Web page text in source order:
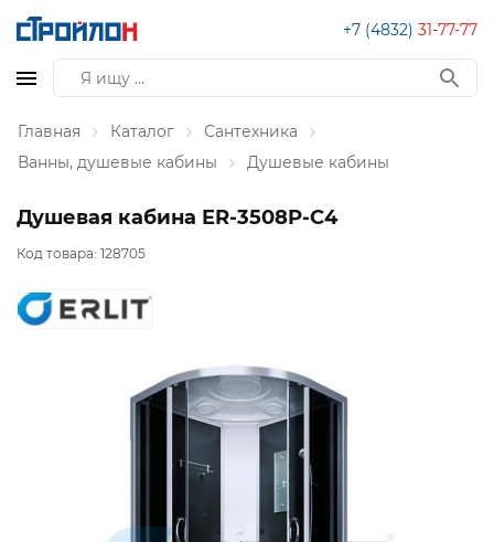
+7 (4832) 31-77-77
Главная Каталог
Сантехника
Ванны, душевые кабины
Душевые кабины
Душевая кабина ER-3508P-C4
Код товара: 128705